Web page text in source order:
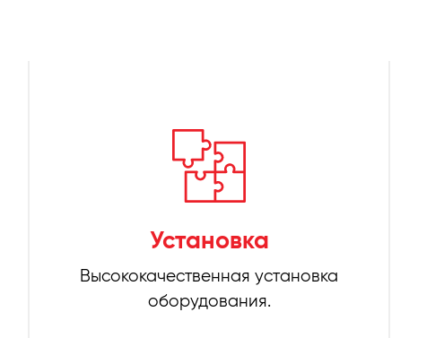
Установка
Высококачественная установка
оборудования.